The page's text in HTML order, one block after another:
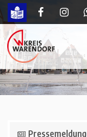
Startseite | Kreis